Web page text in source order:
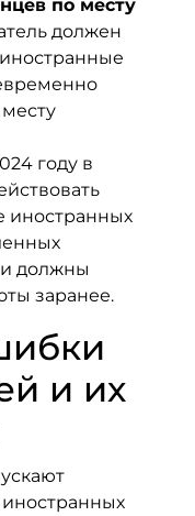
по месту
должен
году в
иностранных
должны
заранее.
и их